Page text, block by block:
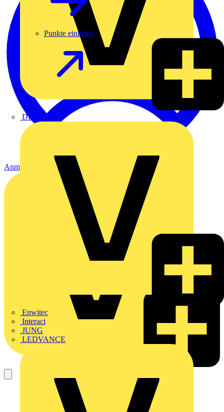
DEHN
Enwitec
Interact
JUNG
LEDVANCE
Punkte einlösen
Anmelden Registrierung